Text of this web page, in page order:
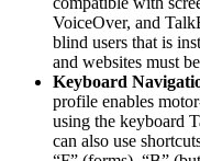
VoiceOver, and
blind users that is
and websites must
Keyboard
profile enables
using the keyboard
can also use